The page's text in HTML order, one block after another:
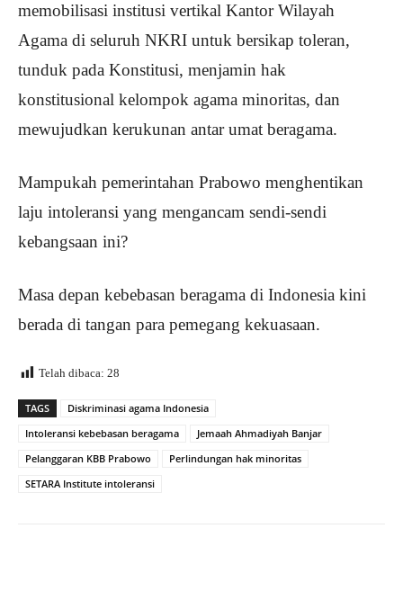
memobilisasi institusi vertikal Kantor Wilayah
Agama di seluruh NKRI untuk bersikap toleran,
tunduk pada Konstitusi, menjamin hak
konstitusional kelompok agama minoritas, dan
mewujudkan kerukunan antar umat beragama.
Mampukah pemerintahan Prabowo menghentikan
laju intoleransi yang mengancam sendi-sendi
kebangsaan ini?
Masa depan kebebasan beragama di Indonesia kini
berada di tangan para pemegang kekuasaan.
Telah dibaca: 28
TAGS
Diskriminasi agama Indonesia
Intoleransi kebebasan beragama
Jemaah Ahmadiyah Banjar
Pelanggaran KBB Prabowo
Perlindungan hak minoritas
SETARA Institute intoleransi